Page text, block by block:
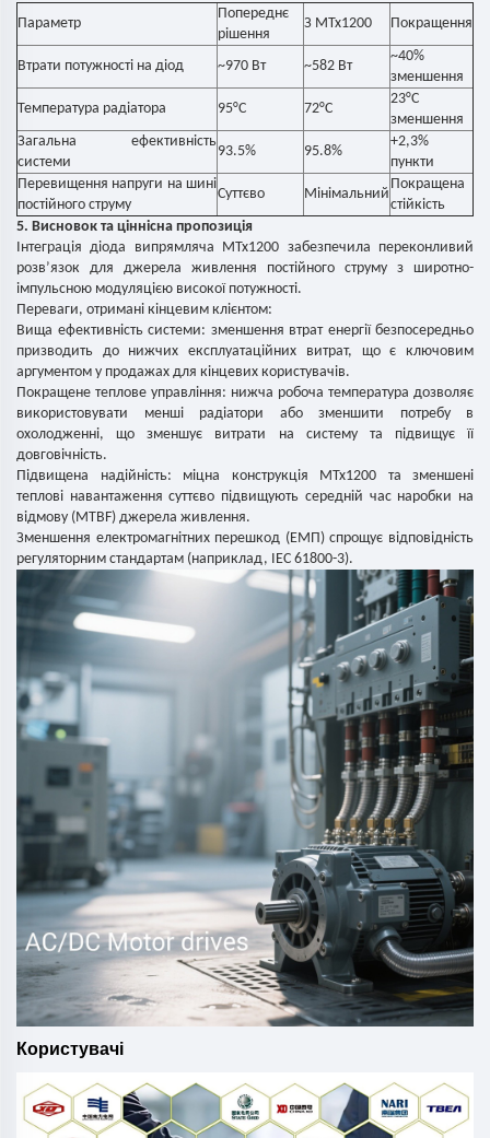
Параметр
Попереднє
рішення
З MTx1200 Покращення
Втрати потужності на діод ~970 Вт ~582 Вт
~40%
зменшення
Температура радіатора
95°C 72°C
23°C
зменшення
Загальна ефективність
системи
93.5% 95.8%
+2,3%
пункти
Перевищення напруги на шині
постійного струму
Суттєво Мінімальний
Покращена
стійкість
5. Висновок та ціннісна пропозиція
Інтеграція діода випрямляча MTx1200 забезпечила переконливий
розв’язок для джерела живлення постійного струму з широтно-
імпульсною модуляцією високої потужності.
Переваги, отримані кінцевим клієнтом:
Вища ефективність системи: зменшення втрат енергії безпосередньо
призводить до нижчих експлуатаційних витрат, що є ключовим
аргументом у продажах для кінцевих користувачів.
Покращене теплове управління: нижча робоча температура дозволяє
використовувати менші радіатори або зменшити потребу в
охолодженні, що зменшує витрати на систему та підвищує її
довговічність.
Підвищена надійність: міцна конструкція MTx1200 та зменшені
теплові навантаження суттєво підвищують середній час наробки на
відмову (MTBF) джерела живлення.
Зменшення електромагнітних перешкод (ЕМП) спрощує відповідність
регуляторним стандартам (наприклад, IEC 61800-3).
Користувачі